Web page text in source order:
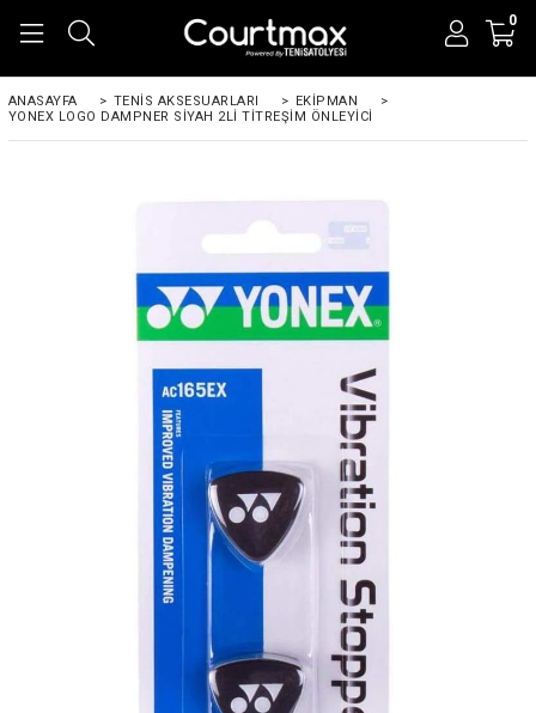
0
ANASAYFA > TENIS AKSESUARLARI > EKIPMAN
>
YONEX LOGO DAMPNER SIYAH 2LI TITREŞIM ÖNLEYICI